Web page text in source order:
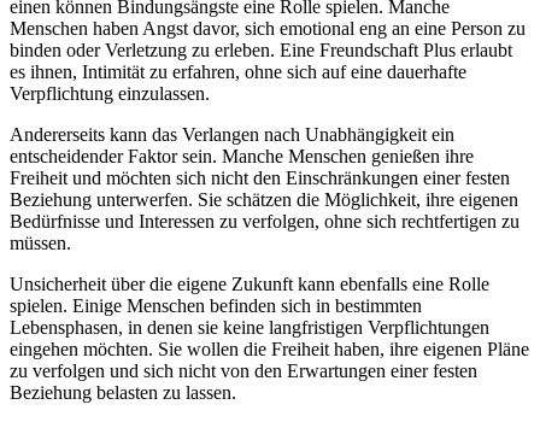
einen können Bindungsängste eine Rolle spielen. Manche
Menschen haben Angst davor, sich emotional eng an eine Person zu
binden oder Verletzung zu erleben. Eine Freundschaft Plus erlaubt
es ihnen, Intimität zu erfahren, ohne sich auf eine dauerhafte
Verpflichtung einzulassen.
Andererseits kann das Verlangen nach Unabhängigkeit ein
entscheidender Faktor sein. Manche Menschen genießen ihre
Freiheit und möchten sich nicht den Einschränkungen einer festen
Beziehung unterwerfen. Sie schätzen die Möglichkeit, ihre eigenen
Bedürfnisse und Interessen zu verfolgen, ohne sich rechtfertigen zu
müssen.
Unsicherheit über die eigene Zukunft kann ebenfalls eine Rolle
spielen. Einige Menschen befinden sich in bestimmten
Lebensphasen, in denen sie keine langfristigen Verpflichtungen
eingehen möchten. Sie wollen die Freiheit haben, ihre eigenen Pläne
zu verfolgen und sich nicht von den Erwartungen einer festen
Beziehung belasten zu lassen.